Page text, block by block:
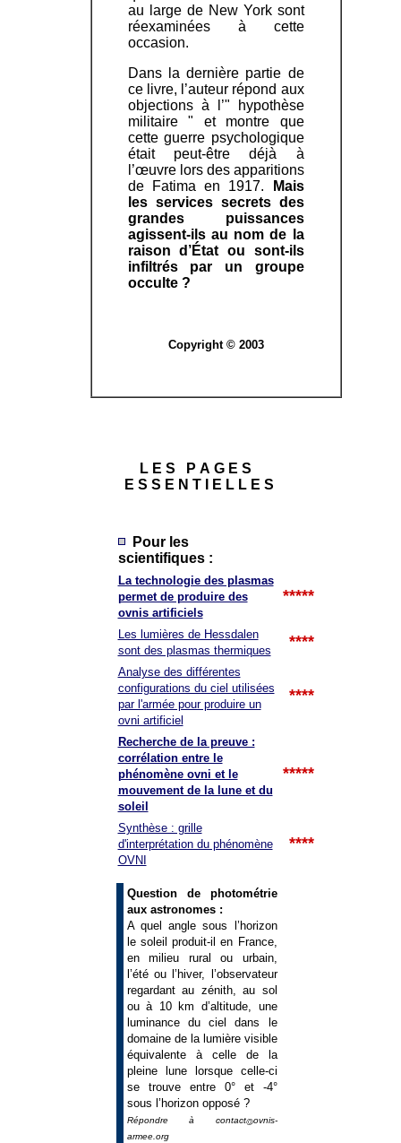
au large de New York sont
réexaminées à cette
occasion.
Dans la dernière partie de
ce livre, l’auteur répond aux
objections à l’" hypothèse
militaire " et montre que
cette guerre psychologique
était peut-être déjà à
l’œuvre lors des apparitions
de Fatima en 1917.
Mais
les services secrets des
grandes puissances
agissent-ils au nom de la
raison d’État ou sont-ils
infiltrés par un groupe
occulte ?
Copyright © 2003
L E S P A G E S
E S S E N T I E L L E S
Pour les
scientifiques :
La technologie des plasmas
permet de produire des
ovnis artificiels
*****
Les lumières de Hessdalen
sont des plasmas thermiques
****
Analyse des différentes
configurations du ciel utilisées
par l'armée pour produire un
ovni artificiel
****
Recherche de la preuve :
corrélation entre le
phénomène ovni et le
mouvement de la lune et du
soleil
*****
Synthèse : grille
d'interprétation du phénomène
OVNI
****
Question de photométrie
aux astronomes :
A quel angle sous l’horizon
le soleil produit-il en France,
en milieu rural ou urbain,
l’été ou l’hiver, l’observateur
regardant au zénith, au sol
ou à 10 km d’altitude, une
luminance du ciel dans le
domaine de la lumière visible
équivalente à celle de la
pleine lune lorsque celle-ci
se trouve entre 0° et -4°
sous l’horizon opposé ?
Répondre à contact
ovnis-
armee.org